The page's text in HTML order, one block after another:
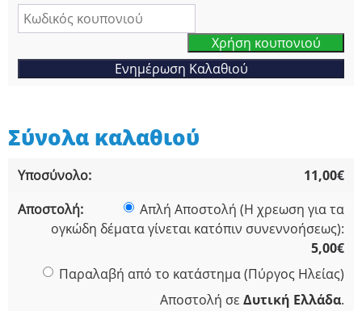
Χρήση κουπονιού
Ενημέρωση Καλαθιού
Σύνολα καλαθιού
11,00€
Απλή Αποστολή (Η χρεωση για τα
ογκώδη δέματα γίνεται κατόπιν συνεννοήσεως):
5,00€
Παραλαβή από το κατάστημα (Πύργος Ηλείας)
Αποστολή σε Δυτική Ελλάδα.